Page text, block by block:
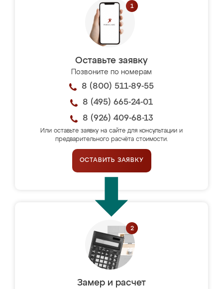
Оставьте заявку
Позвоните по номерам
8 (800) 511-89-55
8 (495) 665-24-01
8 (926) 409-68-13
Или оставьте заявку на сайте для консультации и
предварительного расчёта стоимости.
ОСТАВИТЬ ЗАЯВКУ
Замер и расчет